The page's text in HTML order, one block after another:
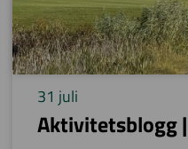
31 juli
Aktivitetsblogg